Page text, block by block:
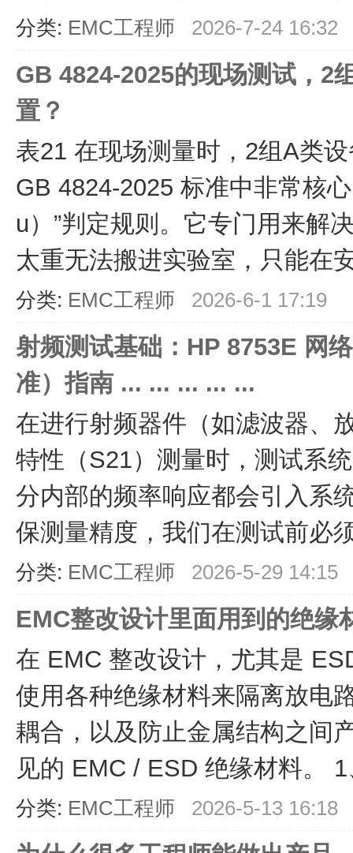
分类: EMC工程师 2026-7-24 16:32
GB 4824-2025的现场测试，2
置？
表21 在现场测量时，2组A类
GB 4824-2025 标准中非常核
u）”判定规则。它专门用来解
太重无法搬进实验室，只能在
分类: EMC工程师 2026-6-1 17:19
射频测试基础：HP 8753E 网
准）指南 ... ... ... ... ...
在进行射频器件（如滤波器、
特性（S21）测量时，测试系
分内部的频率响应都会引入系
保测量精度，我们在测试前必
分类: EMC工程师 2026-5-29 14:15
EMC整改设计里面用到的绝缘
在 EMC 整改设计，尤其是
使用各种绝缘材料来隔离放电
耦合，以及防止金属结构之间
见的 EMC / ESD 绝缘材料。
分类: EMC工程师 2026-5-13 16:18